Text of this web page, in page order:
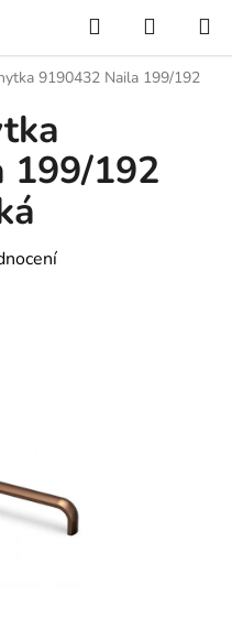
Hledat
KOŠÍK
9190432 Naila 199/192
199/192